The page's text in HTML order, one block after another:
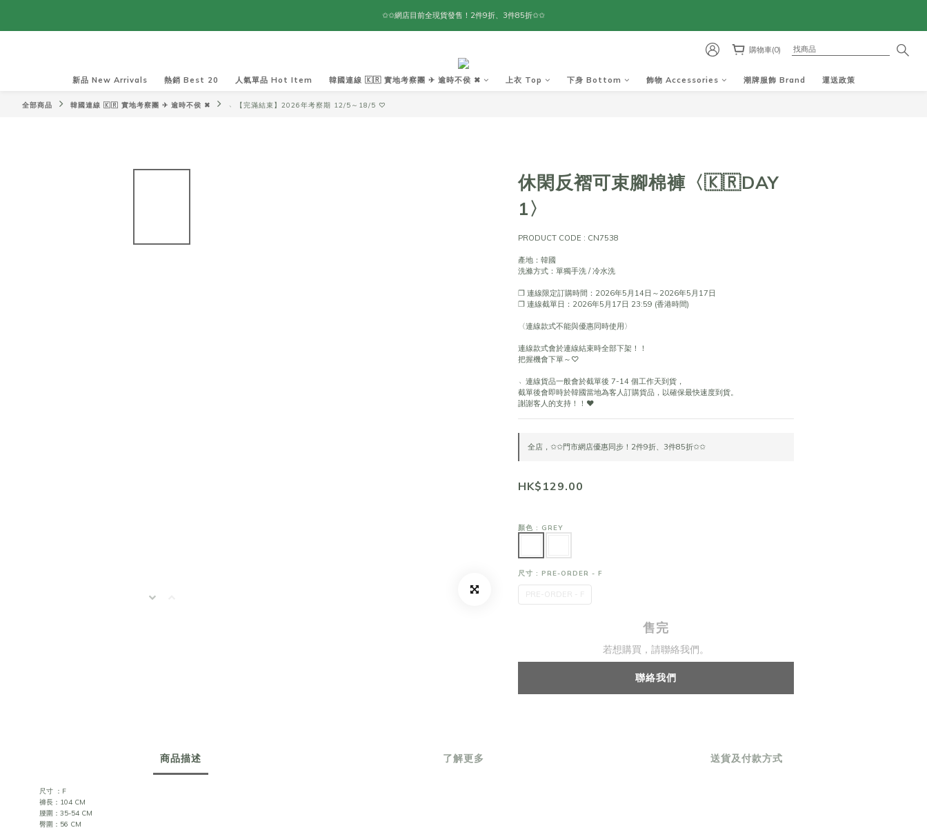
✩✩網店目前全現貨發售！2件9折、3件85折✩✩
購物車(0)
新品 New Arrivals 熱銷 Best 20 人氣單品 Hot Item 韓國連線 🇰🇷 實地考察團 ✈ 逾時不侯 ✖︎ 上衣 Top 下身 Bottom 飾物 Accessories 潮牌服飾 Brand 運送政策
全部商品 韓國連線 🇰🇷 實地考察團 ✈ 逾時不侯 ✖︎ ﹆【完滿結束】2026年考察期 12/5～18/5 ♡
休閑反褶可束腳棉褲〈🇰🇷DAY
1〉
PRODUCT CODE : CN7538
產地：韓國
洗滌方式：單獨手洗 / 冷水洗
❐ 連線限定訂購時間：2026年5月14日～2026年5月17日
❐ 連線截單日：2026年5月17日 23:59 (香港時間)
〈連線款式不能與優惠同時使用〉
連線款式會於連線結束時全部下架！！
把握機會下單～♡
﹆連線貨品一般會於截單後 7-14 個工作天到貨，
截單後會即時於韓國當地為客人訂購貨品，以確保最快速度到貨。
謝謝客人的支持！！❤
全店，✩✩門市網店優惠同步！2件9折、3件85折✩✩
HK$129.00
顏色 : GREY
尺寸 : PRE-ORDER - F
PRE-ORDER - F
售完
若想購買，請聯絡我們。
聯絡我們
商品描述 了解更多 送貨及付款方式
尺寸 ：F
褲長：104 CM
腰圍：35-54 CM
臀圍：56 CM